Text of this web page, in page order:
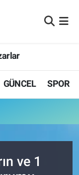
GÜNCEL SPOR
ve 1